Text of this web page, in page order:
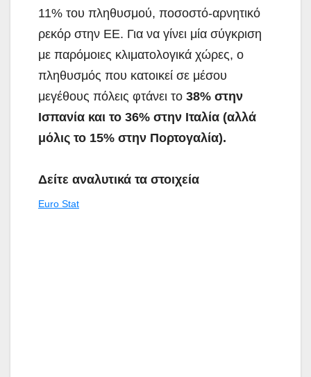
11% του πληθυσμού, ποσοστό-αρνητικό
ρεκόρ στην ΕΕ. Για να γίνει μία σύγκριση
με παρόμοιες κλιματολογικά χώρες, ο
πληθυσμός που κατοικεί σε μέσου
μεγέθους πόλεις φτάνει το 38% στην
Ισπανία και το 36% στην Ιταλία (αλλά
μόλις το 15% στην Πορτογαλία).
Δείτε αναλυτικά τα στοιχεία
Euro Stat